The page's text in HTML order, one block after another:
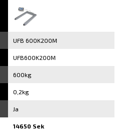
UFB 600K200M
UFB600K200M
600kg
0,2kg
Ja
14650 Sek